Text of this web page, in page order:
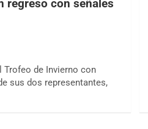
regreso con señales
Trofeo de Invierno con
sus dos representantes,